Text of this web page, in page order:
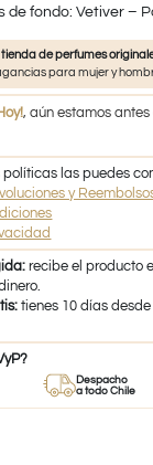
de fondo: Vetiver –
tienda de perfumes
para mujer y
, aún estamos antes
políticas las puedes
y
recibe el producto
tienes 10 días
Despacho
a todo Chile